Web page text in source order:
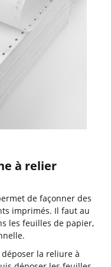
à relier
de façonner des
imprimés. Il faut au
les feuilles de papier,
la reliure à